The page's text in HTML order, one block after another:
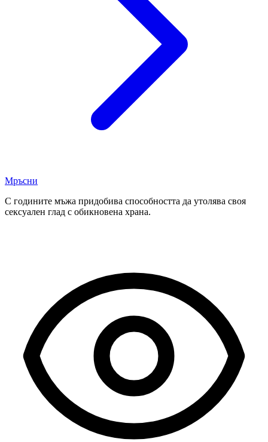
Мръсни
С годините мъжа придобива способността да утолява своя
сексуален глад с обикновена храна.